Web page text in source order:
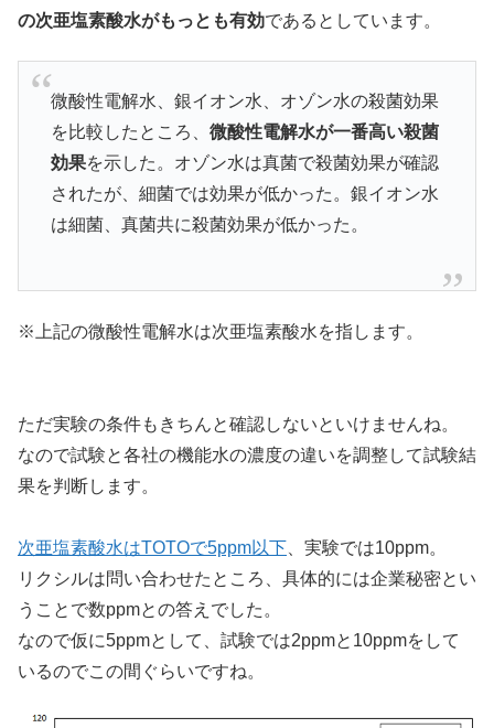
の次亜塩素酸水がもっとも有効であるとしています。
微酸性電解水、銀イオン水、オゾン水の殺菌効果
を比較したところ、 微酸性電解水が一番高い殺菌
効果を示した。オゾン水は真菌で殺菌効果が確認
されたが、細菌では効果が低かった。銀イオン水
は細菌、真菌共に殺菌効果が低かった。
※上記の微酸性電解水は次亜塩素酸水を指します。
ただ実験の条件もきちんと確認しないといけませんね。
なので試験と各社の機能水の濃度の違いを調整して試験結
果を判断します。
次亜塩素酸水はTOTOで5ppm以下 、実験では10ppm。
リクシルは問い合わせたところ、具体的には企業秘密とい
うことで数ppmとの答えでした。
なので仮に5ppmとして、試験では2ppmと10ppmをして
いるのでこの間ぐらいですね。